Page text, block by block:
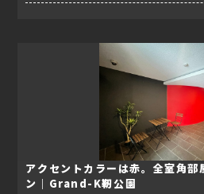
アクセントカラーは赤。全室角部
ン｜Grand-K靭公園